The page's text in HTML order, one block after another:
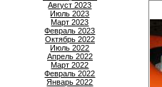
Август 2023
Июль 2023
Март 2023
Февраль 2023
Октябрь 2022
Июль 2022
Апрель 2022
Март 2022
Февраль 2022
Январь 2022